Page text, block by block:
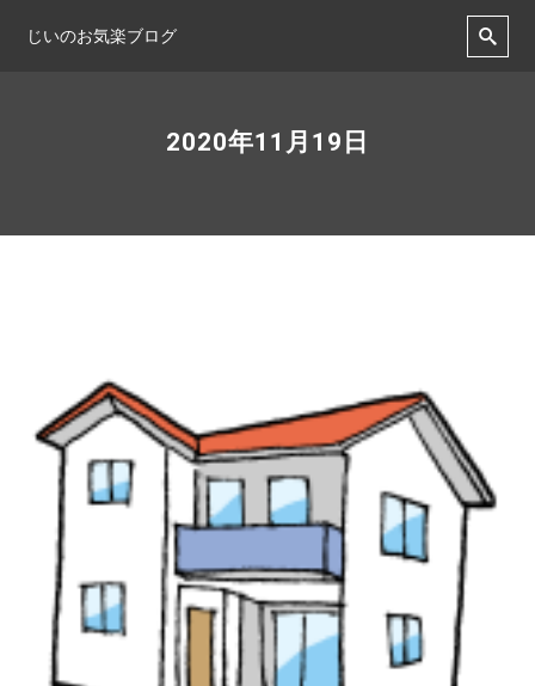
じいのお気楽ブログ
2020年11月19日